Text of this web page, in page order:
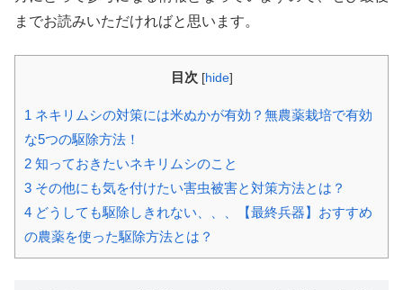
までお読みいただければと思います。
目次 [hide]
1 ネキリムシの対策には米ぬかが有効？無農薬栽培で有効
な5つの駆除方法！
2 知っておきたいネキリムシのこと
3 その他にも気を付けたい害虫被害と対策方法とは？
4 どうしても駆除しきれない、、、【最終兵器】おすすめ
の農薬を使った駆除方法とは？